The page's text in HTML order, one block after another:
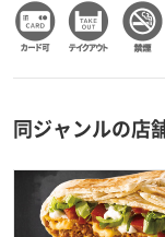
同ジャンルの店